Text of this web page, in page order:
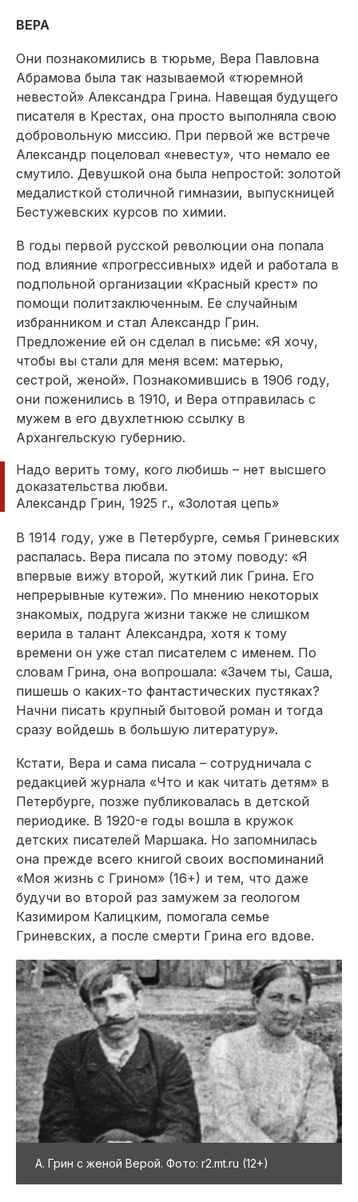
ВЕРА
Они познакомились в тюрьме, Вера Павловна
Абрамова была так называемой «тюремной
невестой» Александра Грина. Навещая будущего
писателя в Крестах, она просто выполняла свою
добровольную миссию. При первой же встрече
Александр поцеловал «невесту», что немало ее
смутило. Девушкой она была непростой: золотой
медалисткой столичной гимназии, выпускницей
Бестужевских курсов по химии.
В годы первой русской революции она попала
под влияние «прогрессивных» идей и работала в
подпольной организации «Красный крест» по
помощи политзаключенным. Ее случайным
избранником и стал Александр Грин.
Предложение ей он сделал в письме: «Я хочу,
чтобы вы стали для меня всем: матерью,
сестрой, женой». Познакомившись в 1906 году,
они поженились в 1910, и Вера отправилась с
мужем в его двухлетнюю ссылку в
Архангельскую губернию.
Надо верить тому, кого любишь – нет высшего
доказательства любви.
Александр Грин, 1925 г., «Золотая цепь»
В 1914 году, уже в Петербурге, семья Гриневских
распалась. Вера писала по этому поводу: «Я
впервые вижу второй, жуткий лик Грина. Его
непрерывные кутежи». По мнению некоторых
знакомых, подруга жизни также не слишком
верила в талант Александра, хотя к тому
времени он уже стал писателем с именем. По
словам Грина, она вопрошала: «Зачем ты, Саша,
пишешь о каких-то фантастических пустяках?
Начни писать крупный бытовой роман и тогда
сразу войдешь в большую литературу».
Кстати, Вера и сама писала – сотрудничала с
редакцией журнала «Что и как читать детям» в
Петербурге, позже пуб­ликовалась в детской
периодике. В 1920-е годы вошла в кружок
детских писателей Маршака. Но запомнилась
она преж­де всего книгой своих воспоминаний
«Моя жизнь с Грином» (16+) и тем, что даже
будучи во второй раз замужем за гео­логом
Казимиром Калицким, помогала семье
Гриневских, а после смерти Грина его вдове.
А. Грин с женой Верой. Фото: r2.mt.ru (12+)